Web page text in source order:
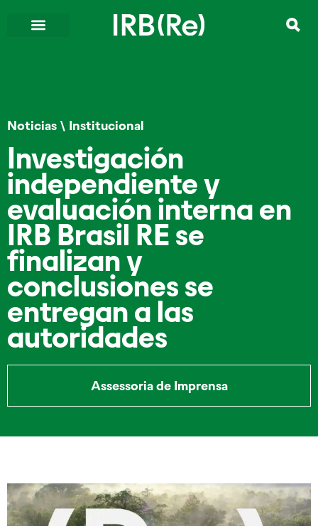
Noticias \ Institucional
Investigación
independiente y
evaluación interna en
IRB Brasil RE se
finalizan y
conclusiones se
entregan a las
autoridades
Assessoria de Imprensa